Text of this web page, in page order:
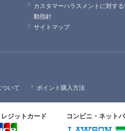
カスタマーハラスメントに対す
動指針
サイトマップ
いて ポイント購入方法
ジットカード コンビニ・ネット